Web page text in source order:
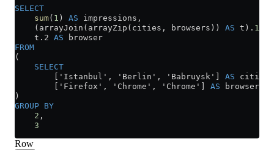
SELECT
    sum
( 1 ) AS impressions,
    (arrayJoin(arrayZip(cities, browsers))
AS t). 1
    t
. 2 AS browser
FROM
(
    SELECT
        ['Istanbul', 'Berlin', 'Babruysk']
AS cities,
        ['Firefox', 'Chrome', 'Chrome']
AS browsers
)
GROUP BY
    2
,
    3
Row